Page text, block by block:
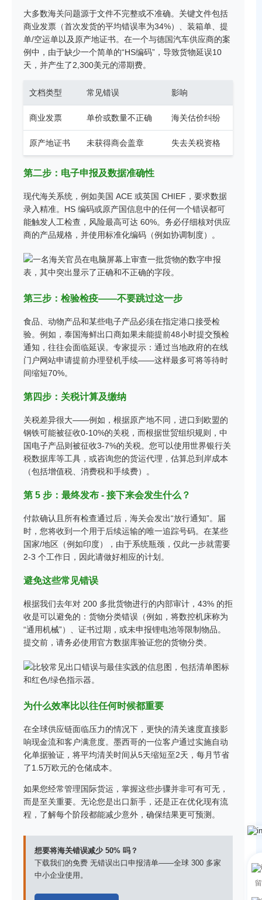
大多数海关问题源于文件不完整或不准确。关键文件包括
商业发票（首次发货的平均错误率为34%）、装箱单、提
单/空运单以及原产地证书。在一个与德国汽车供应商的案
例中，由于缺少一个简单的“HS编码”，导致货物延误10
天，并产生了2,300美元的滞期费。
文档类型 常见错误 影响
商业发票 单价或数量不正确 海关估价纠纷
原产地证书 未获得商会盖章 失去关税资格
第二步：电子申报及数据准确性
现代海关系统，例如美国 ACE 或英国 CHIEF，要求数据
录入精准。HS 编码或原产国信息中的任何一个错误都可
能触发人工检查，风险最高可达 60%。务必仔细核对供应
商的产品规格，并使用标准化编码（例如协调制度）。
第三步：检验检疫——不要跳过这一步
食品、动物产品和某些电子产品必须在指定港口接受检
验。例如，泰国海鲜出口商如果未能提前48小时提交预检
通知，往往会面临延误。专家提示：通过当地政府的在线
门户网站申请提前办理登机手续——这样最多可将等待时
间缩短70%。
第四步：关税计算及缴纳
关税差异很大——例如，根据原产地不同，进口到欧盟的
钢铁可能被征收0-10%的关税，而根据世贸组织规则，中
国电子产品则被征收3-7%的关税。您可以使用世界银行关
税数据库等工具，或咨询您的货运代理，估算总到岸成本
（包括增值税、消费税和手续费）。
第 5 步：最终发布 - 接下来会发生什么？
付款确认且所有检查通过后，海关会发出“放行通知”。届
时，您将收到一个用于后续运输的唯一追踪号码。在某些
国家/地区（例如印度），由于系统瓶颈，仅此一步就需要
2-3 个工作日，因此请做好相应的计划。
避免这些常见错误
根据我们去年对 200 多批货物进行的内部审计，43% 的拒
收是可以避免的：货物分类错误（例如，将数控机床称为
“通用机械”）、证书过期，或未申报锂电池等限制物品。
提交前，请务必使用官方数据库验证您的货物分类。
为什么效率比以往任何时候都重要
在全球供应链面临压力的情况下，更快的清关速度直接影
响现金流和客户满意度。墨西哥的一位客户通过实施自动
化单据验证，将平均清关时间从5天缩短至2天，每月节省
了1.5万欧元的仓储成本。
如果您经常管理国际货运，掌握这些步骤并非可有可无，
而是至关重要。无论您是出口新手，还是正在优化现有流
程，了解每个阶段都能减少意外，确保结果更可预测。
想要将海关错误减少 50% 吗？
下载我们的免费 无错误出口申报清单——全球 300 多家
中小企业使用。